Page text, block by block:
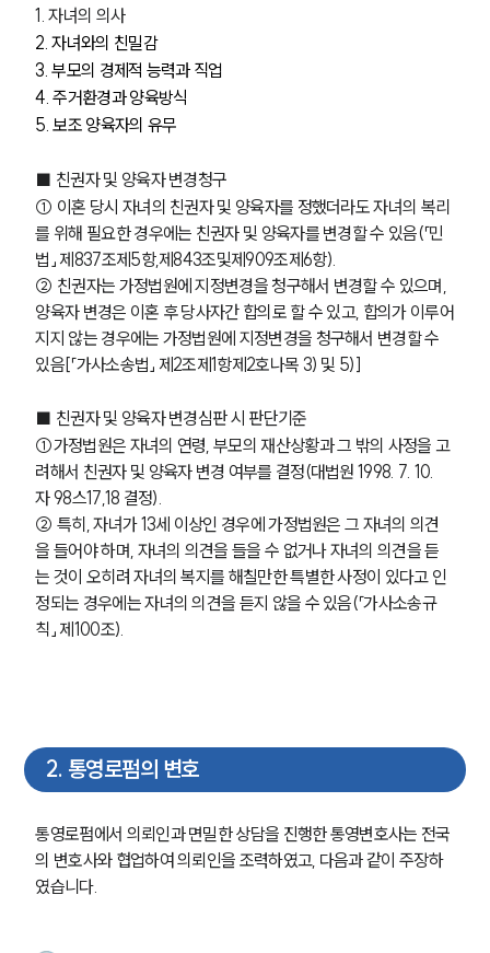
1. 자녀의 의사
2. 자녀와의 친밀감
3. 부모의 경제적 능력과 직업
4. 주거환경과 양육방식
5. 보조 양육자의 유무
■ 친권자 및 양육자 변경청구
① 이혼 당시 자녀의 친권자 및 양육자를 정했더라도 자녀의 복리
를 위해 필요한 경우에는 친권자 및 양육자를 변경할 수 있음(「민
법」 제837조제5항,제843조및제909조제6항).
② 친권자는 가정법원에 지정변경을 청구해서 변경할 수 있으며,
양육자 변경은 이혼 후 당사자간 합의로 할 수 있고, 합의가 이루어
지지 않는 경우에는 가정법원에 지정변경을 청구해서 변경할 수
있음[「가사소송법」 제2조제1항제2호나목 3) 및 5)]
■ 친권자 및 양육자 변경심판 시 판단기준
①가정법원은 자녀의 연령, 부모의 재산상황과 그 밖의 사정을 고
려해서 친권자 및 양육자 변경 여부를 결정(대법원 1998. 7. 10.
자 98스17,18 결정).
② 특히, 자녀가 13세 이상인 경우에 가정법원은 그 자녀의 의견
을 들어야 하며, 자녀의 의견을 들을 수 없거나 자녀의 의견을 듣
는 것이 오히려 자녀의 복지를 해칠만한 특별한 사정이 있다고 인
정되는 경우에는 자녀의 의견을 듣지 않을 수 있음(「가사소송규
칙」 제100조).
2. 통영로펌의 변호
통영로펌에서 의뢰인과 면밀한 상담을 진행한 통영변호사는 전국
의 변호사와 협업하여 의뢰인을 조력하였고, 다음과 같이 주장하
였습니다.